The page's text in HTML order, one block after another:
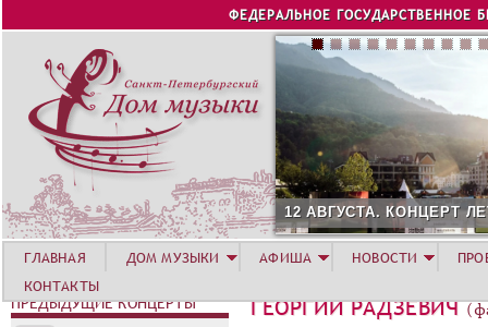
Jump to navigation
ФЕДЕРАЛЬНОЕ ГОСУДАРСТВЕННОЕ
12 АВГУСТА. КОНЦЕРТ
ГЕОРГИЙ РАДЗЕВИЧ
ГЛАВНАЯ ДОМ МУЗЫКИ АФИША НОВОСТИ
КОНТАКТЫ
ПРЕДЫДУЩИЕ КОНЦЕРТЫ